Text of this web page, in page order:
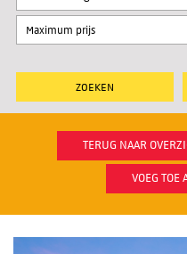
TERUG NAAR
VOEG TOE